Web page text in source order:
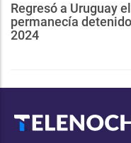
Regresó a Uruguay
permanecía
2024